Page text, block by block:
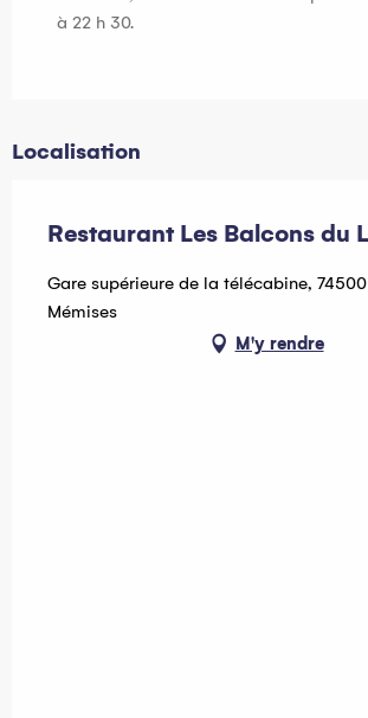
à 22 h 30.
Localisation
Restaurant Les Balcons du
Gare supérieure de la télécabine,
Mémises
M'y rendre